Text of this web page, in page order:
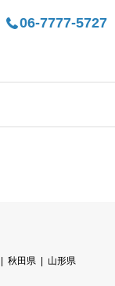
06-7777-5727
秋田県
山形県